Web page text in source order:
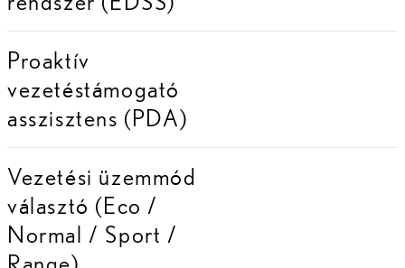
Proaktív
vezetéstámogató
asszisztens (PDA)
Vezetési üzemmód
választó (Eco /
Normal / Sport /